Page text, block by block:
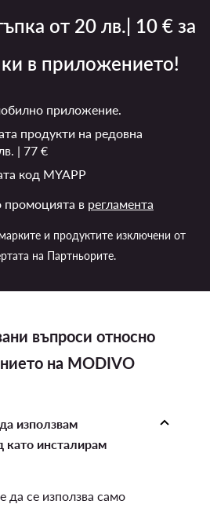
въпроси относно
на MODIVO
използвам
като инсталирам
се използва само
от 20 лв.| 10 € за
в приложението!
приложение.
продукти на редовна
| 77 €
код MYAPP
промоцията в регламента
и продуктите изключени от
на Партньорите.